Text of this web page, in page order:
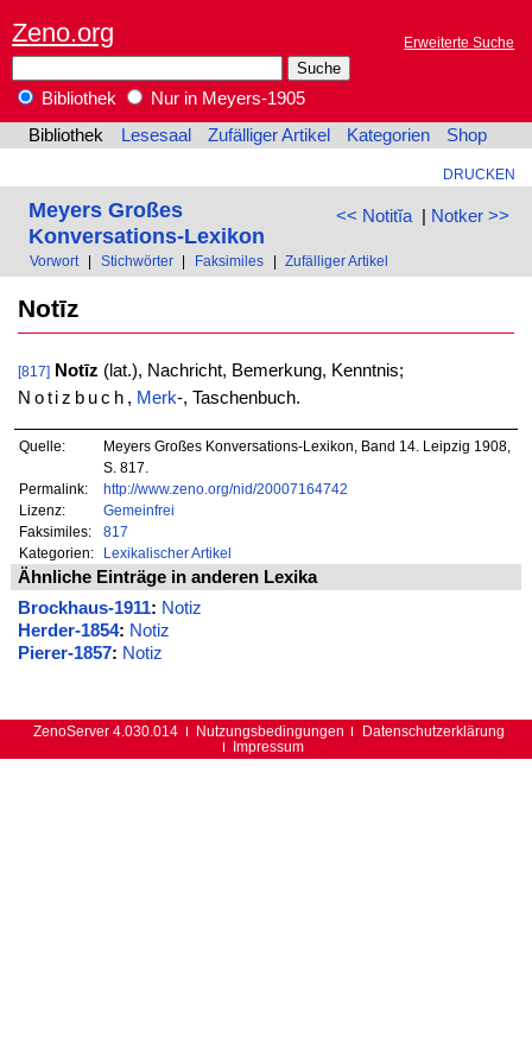
Zeno.org Erweiterte Suche
Bibliothek
Nur in Meyers-1905
Bibliothek
Lesesaal Zufälliger Artikel Kategorien Shop
DRUCKEN
<< Notitĭa| Notker >>
Meyers Großes
Konversations-Lexikon
Vorwort Stichwörter Faksimiles Zufälliger Artikel
Notīz
[817] Notīz (lat.), Nachricht, Bemerkung, Kenntnis;
Notizbuch , Merk-, Taschenbuch.
Quelle:
Meyers Großes Konversations-Lexikon, Band 14. Leipzig 1908,
S. 817.
Permalink:
http://www.zeno.org/nid/20007164742
Lizenz:
Gemeinfrei
Faksimiles:
817
Kategorien:
Lexikalischer Artikel
Ähnliche Einträge in anderen Lexika
Brockhaus-1911: Notiz
Herder-1854: Notiz
Pierer-1857: Notiz
ZenoServer 4.030.014 Nutzungsbedingungen
Datenschutzerklärung
Impressum